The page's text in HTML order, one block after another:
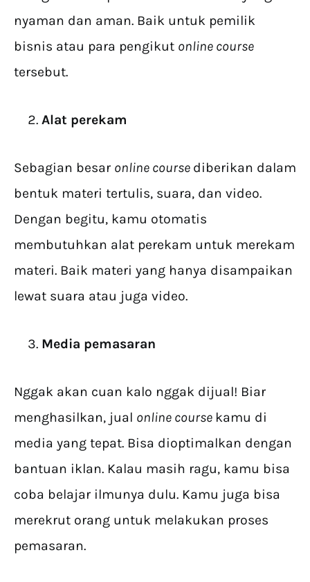
nyaman dan aman. Baik untuk pemilik
bisnis atau para pengikut online course
tersebut.
Alat perekam
Sebagian besar online course diberikan dalam
bentuk materi tertulis, suara, dan video.
Dengan begitu, kamu otomatis
membutuhkan alat perekam untuk merekam
materi. Baik materi yang hanya disampaikan
lewat suara atau juga video.
Media pemasaran
Nggak akan cuan kalo nggak dijual! Biar
menghasilkan, jual online course kamu di
media yang tepat. Bisa dioptimalkan dengan
bantuan iklan. Kalau masih ragu, kamu bisa
coba belajar ilmunya dulu. Kamu juga bisa
merekrut orang untuk melakukan proses
pemasaran.